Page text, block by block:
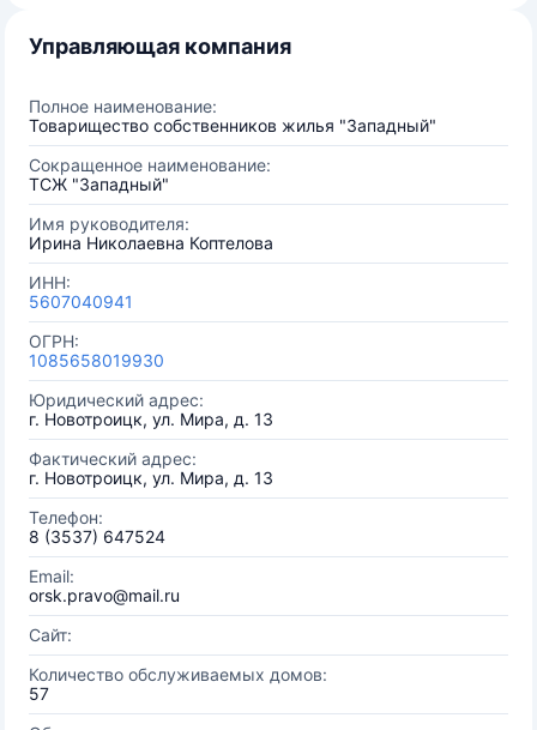
Управляющая компания
Полное наименование:
Товарищество собственников жилья "Западный"
Сокращенное наименование:
ТСЖ "Западный"
Имя руководителя:
Ирина Николаевна Коптелова
ИНН:
5607040941
ОГРН:
1085658019930
Юридический адрес:
г. Новотроицк, ул. Мира, д. 13
Фактический адрес:
г. Новотроицк, ул. Мира, д. 13
Телефон:
8 (3537) 647524
Email:
orsk.pravo@mail.ru
Сайт:
Количество обслуживаемых домов:
57